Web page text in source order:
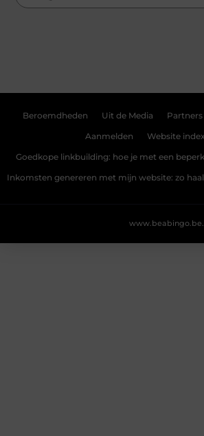
Beroemdheden Uit de Media Partners
Aanmelden Website index
Goedkope linkbuilding: hoe je met een
Inkomsten genereren met mijn website: zo
www.beabingo.be.